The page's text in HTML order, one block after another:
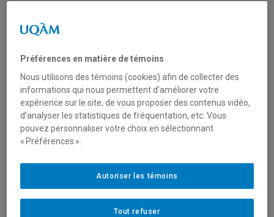
Fonctionnement
Secteur(s)
Sciences naturelles et mathématiques
Description du programme
Cet appel vise à financer des projets à fort impact qui
catalysent l’expertise nationale afin de développer et
pour accélérer l’innovation énergétique nationale.
Préférences en matière de témoins
Nous utilisons des témoins (cookies) afin de collecter des
informations qui nous permettent d’améliorer votre
expérience sur le site, de vous proposer des contenus vidéo,
d’analyser les statistiques de fréquentation, etc. Vous
pouvez personnaliser votre choix en sélectionnant
« Préférences ».
Tout refuser
Autoriser les témoins